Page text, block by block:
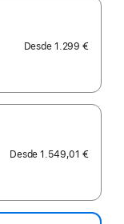
Desde 1.299 €
Desde1.549,01 €